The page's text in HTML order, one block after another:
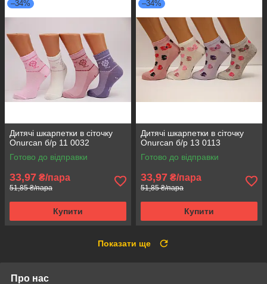
–34%
Дитячі шкарпетки в сіточку
Onurcan б/р 11 0032
Готово до відправки
33,97 ₴/пара
51,85 ₴/пара
Купити
–34%
Дитячі шкарпетки в сіточку
Onurcan б/р 13 0113
Готово до відправки
33,97 ₴/пара
51,85 ₴/пара
Купити
Показати ще
Про нас